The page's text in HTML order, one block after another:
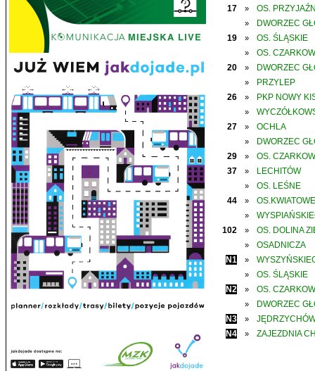
17
» OS.
»
DWORZEC
19
» OS. ŚLĄSKIE
»
OS.
20
» DWORZEC
»
PRZYLEP
26
» PKP NOWY
»
27
» OCHLA
»
DWORZEC
29
»
OS.
37
» LECHITÓW
»
OS. LEŚNE
44
» OS.KWIATOWE
»
102
» OS. DOLINA
»
OSADNICZA
N1
»
»
OS. ŚLĄSKIE
N2
» OS.
»
DWORZEC
N3
»
N4
» ZAJEZDNIA